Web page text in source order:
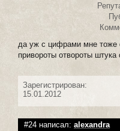
да уж с цифрами мне тоже
привороты отвороты штука
Зарегистрирован:
15.01.2012
#24 написал: alexandra